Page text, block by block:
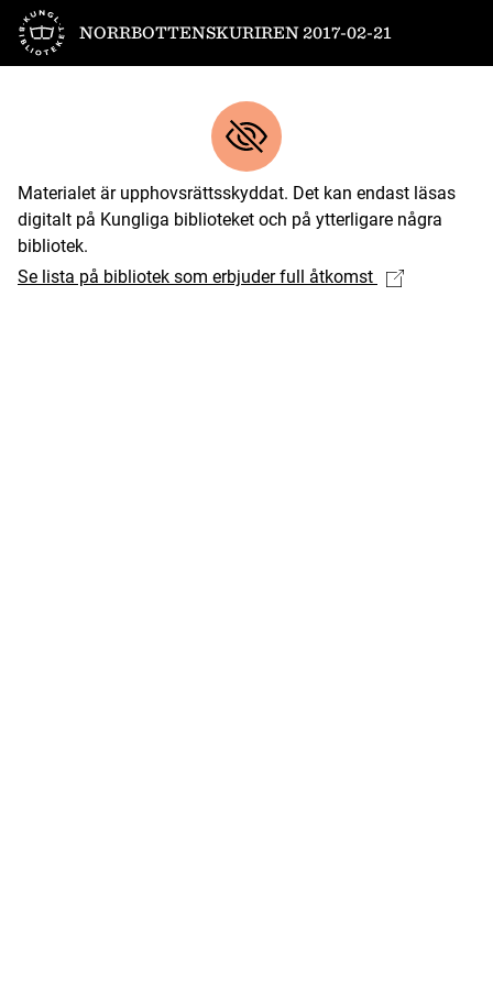
Till startsidan
NORRBOTTENSKURIREN 2017-02-21
Materialet är upphovsrättsskyddat. Det kan endast läsas
digitalt på Kungliga biblioteket och på ytterligare några
bibliotek.
Se lista på bibliotek som erbjuder full åtkomst